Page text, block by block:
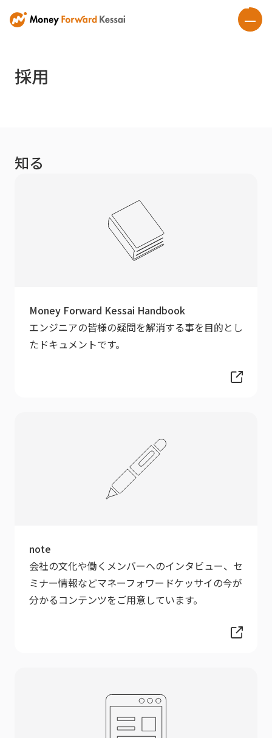
採用
知る
Money Forward Kessai Handbook
エンジニアの皆様の疑問を解消する事を目的とし
たドキュメントです。
note
会社の文化や働くメンバーへのインタビュー、セ
ミナー情報などマネーフォワードケッサイの今が
分かるコンテンツをご用意しています。